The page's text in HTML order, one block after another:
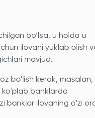
bo‘lsa, u holda u
ilovani yuklab olish
mavjud.
bo'lish kerak, masalan,
ko'plab banklarda
banklar ilovaning o'zi